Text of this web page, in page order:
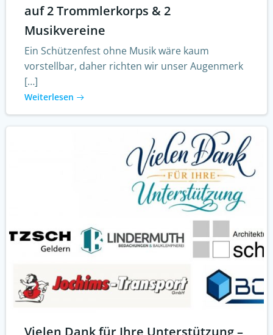
auf 2 Trommlerkorps & 2
Musikvereine
Ein Schützenfest ohne Musik wäre kaum
vorstellbar, daher richten wir unser Augenmerk
[…]
Weiterlesen
Vielen Dank für Ihre Unterstützung –